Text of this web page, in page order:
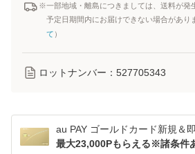
※一部地域・離島につきましては、送料が発
予定日期間内にお届けできない場合があり
て ）
ロットナンバー： 527705343
au PAY ゴールドカード新規＆
最大23,000Pもらえる※諸条件